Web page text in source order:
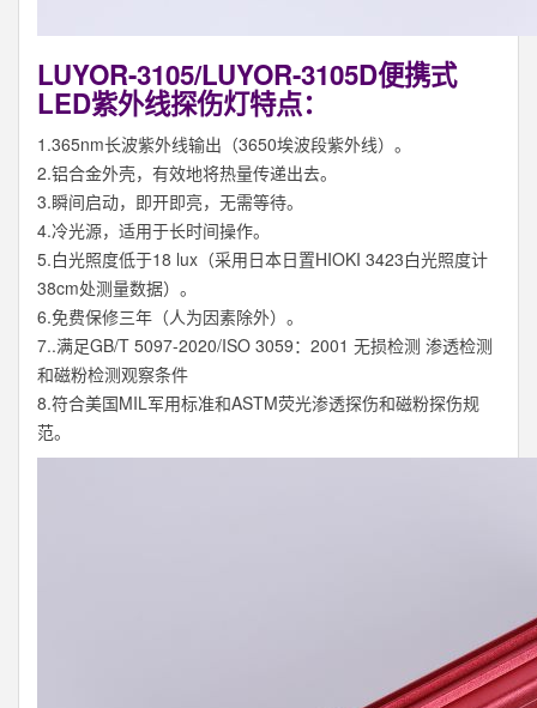
LUYOR-3105/LUYOR-3105D便携式
LED紫外线探伤灯特点：
1.365nm长波紫外线输出（3650埃波段紫外线）。
2.铝合金外壳，有效地将热量传递出去。
3.瞬间启动，即开即亮，无需等待。
4.冷光源，适用于长时间操作。
5.白光照度低于18 lux（采用日本日置HIOKI 3423白光照度计
38cm处测量数据）。
6.免费保修三年（人为因素除外）。
7..满足GB/T 5097-2020/ISO 3059：2001 无损检测 渗透检测
和磁粉检测观察条件
8.符合美国MIL军用标准和ASTM荧光渗透探伤和磁粉探伤规
范。